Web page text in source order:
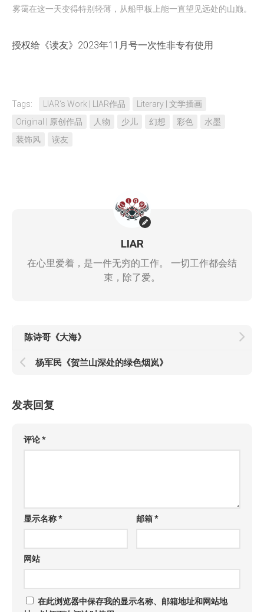
雾霭在这一天变得特别轻薄，从船甲板上能一直望见远处的山巅。
授权给《读友》2023年11月号一次性非专有使用
Tags: LIAR‘s Work | LIAR作品
Literary | 文学插画
Original | 原创作品
人物 少儿 幻想 彩色
水墨
装饰风
读友
LIAR
在心里爱着，是一件无穷的工作。 一切工作都会结
束，除了爱。
陈诗哥《大海》
杨军民《贺兰山深处的绿色烟岚》
发表回复
评论*
显示名称* 邮箱*
网站
在此浏览器中保存我的显示名称、邮箱地址和网站地